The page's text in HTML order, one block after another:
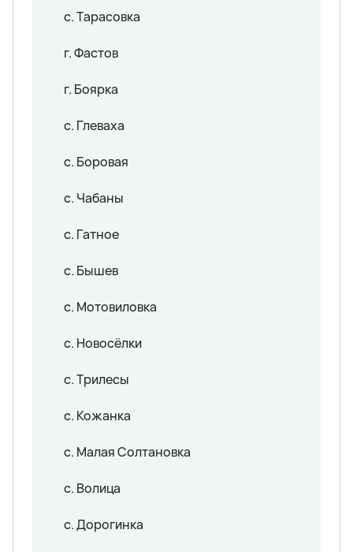
с. Тарасовка
г. Фастов
г. Боярка
с. Глеваха
с. Боровая
с. Чабаны
с. Гатное
с. Бышев
с. Мотовиловка
с. Новосёлки
с. Трилесы
с. Кожанка
с. Малая Солтановка
с. Волица
с. Дорогинка